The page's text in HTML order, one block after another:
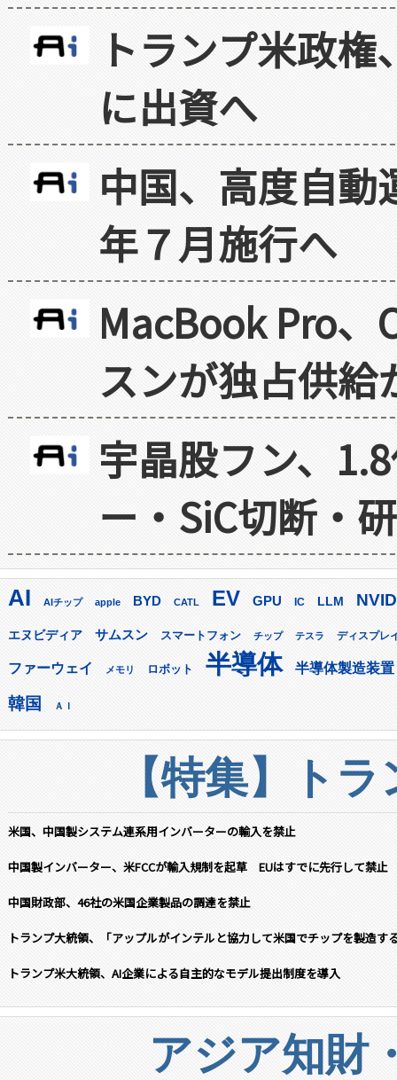
トランプ米政
に出資へ
中国、高度自
年７月施行へ
MacBook Pro
スンが独占供給
宇晶股フン、
ー・SiC切断・
AI AIチップ apple BYD CATL EV GPU IC LLM
エヌビディア サムスン スマートフォン チップ テスラ ディスプレ
ファーウェイ メモリ ロボット 半導体 半導体製造装置
韓国 ＡＩ
【特集】ト
米国、中国製システム連系用インバーターの輸入を禁止
中国製インバーター、米FCCが輸入規制を起草 EUはすでに先行して禁止
中国財政部、46社の米国企業製品の調達を禁止
トランプ大統領、「アップルがインテルと協力して米国でチップを製造す
トランプ米大統領、AI企業による自主的なモデル提出制度を導入
アジア知財